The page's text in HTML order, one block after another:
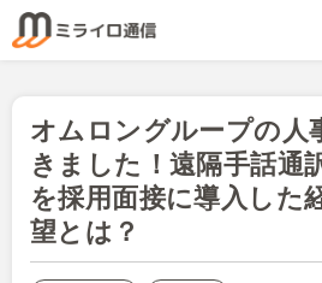
オムロングループの人
きました！遠隔手話通
を採用面接に導入した
望とは？